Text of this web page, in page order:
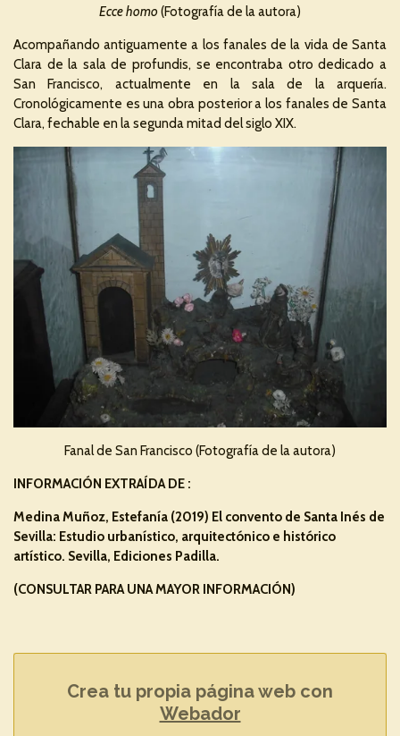
Ecce homo (Fotografía de la autora)
Acompañando antiguamente a los fanales de la vida de Santa
Clara de la sala de profundis, se encontraba otro dedicado a
San Francisco, actualmente en la sala de la arquería.
Cronológicamente es una obra posterior a los fanales de Santa
Clara, fechable en la segunda mitad del siglo XIX.
Fanal de San Francisco (Fotografía de la autora)
INFORMACIÓN EXTRAÍDA DE :
Medina Muñoz, Estefanía (2019) El convento de Santa Inés de
Sevilla: Estudio urbanístico, arquitectónico e histórico
artístico. Sevilla, Ediciones Padilla.
(CONSULTAR PARA UNA MAYOR INFORMACIÓN)
Crea tu propia página web con
Webador